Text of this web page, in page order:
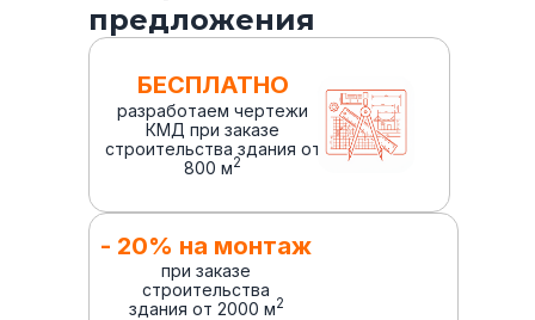
предложения
БЕСПЛАТНО
разработаем чертежи
КМД при заказе
строительства здания от
800 м2
- 20% на монтаж
при заказе
строительства
здания от 2000 м2